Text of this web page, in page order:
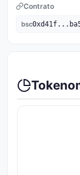
Contrato
bsc